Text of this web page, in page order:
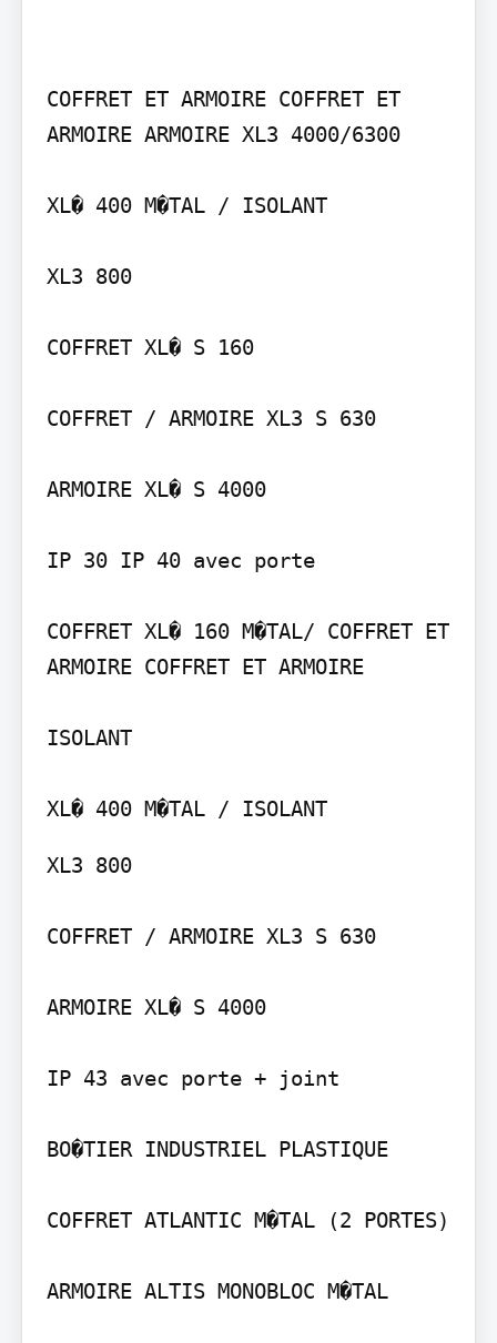
COFFRET ET ARMOIRE COFFRET ET
ARMOIRE ARMOIRE XL3 4000/6300
XL� 400 M�TAL / ISOLANT
XL3 800
COFFRET XL� S 160
COFFRET / ARMOIRE XL3 S 630
ARMOIRE XL� S 4000
IP 30 IP 40 avec porte
COFFRET XL� 160 M�TAL/ COFFRET ET
ARMOIRE COFFRET ET ARMOIRE
ISOLANT
XL� 400 M�TAL / ISOLANT
XL3 800
COFFRET / ARMOIRE XL3 S 630
ARMOIRE XL� S 4000
IP 43 avec porte + joint
BO�TIER INDUSTRIEL PLASTIQUE
COFFRET ATLANTIC M�TAL (2 PORTES)
ARMOIRE ALTIS MONOBLOC M�TAL